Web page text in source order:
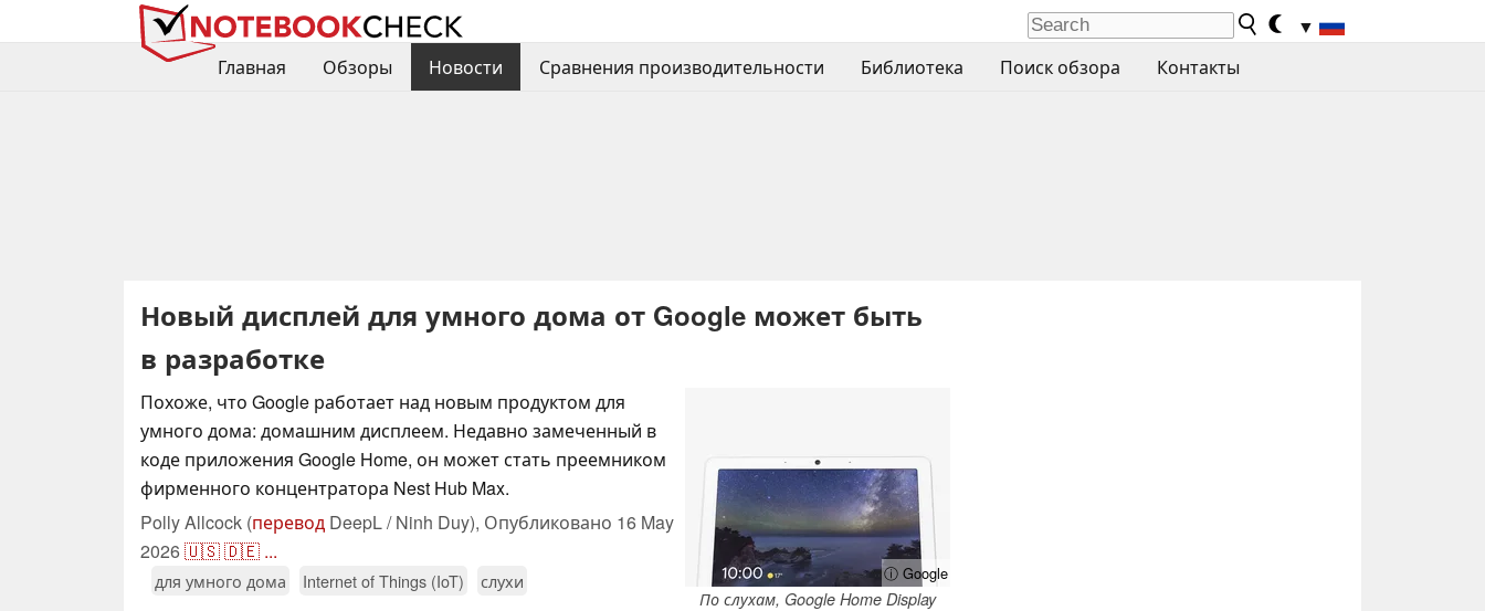
▼
Главная
Обзоры Новости Сравнения производительности Библиотека Поиск обзора Контакты
Новый дисплей для умного дома от Google может быть
в разработке
ⓘ Google
По слухам, Google Home Display
Похоже, что Google работает над новым продуктом для
умного дома: домашним дисплеем. Недавно замеченный в
коде приложения Google Home, он может стать преемником
фирменного концентратора Nest Hub Max.
Polly Allcock (перевод DeepL / Ninh Duy), Опубликовано 16 May
2026🇺🇸🇩🇪 ...
для умного дома Internet of Things (IoT) слухи